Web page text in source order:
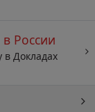
России
в Докладах